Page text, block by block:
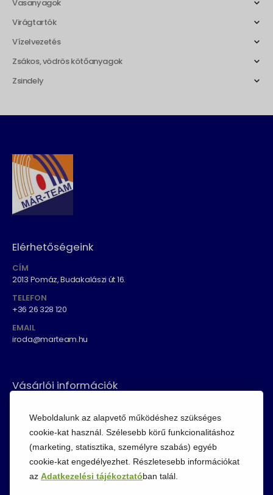
Weboldalunk az alapvető működéshez szükséges
cookie-kat használ. Szélesebb körű funkcionalitáshoz
(marketing, statisztika, személyre szabás) egyéb
cookie-kat engedélyezhet. Részletesebb információkat
az Adatkezelési tájékoztatóban talál.
Vasanyagok
Virágtartók
Vízelvezetés
Zsákos, vödrös kötőanyagok
Zsindely
Elérhetőségeink
CÍM
2013 Pomáz, Budakalászi út 16.
TELEFON
+36 26 328 120
EMAIL
iroda@marteam.hu
Vásárlói információk
Adatvédelem
Cookie szabályzat